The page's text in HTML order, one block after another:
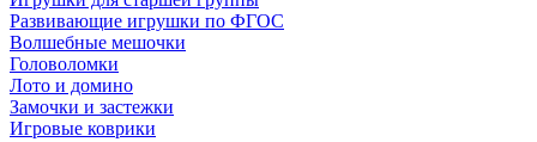
Развивающие игрушки по ФГОС
Волшебные мешочки
Головоломки
Лото и домино
Замочки и застежки
Игровые коврики